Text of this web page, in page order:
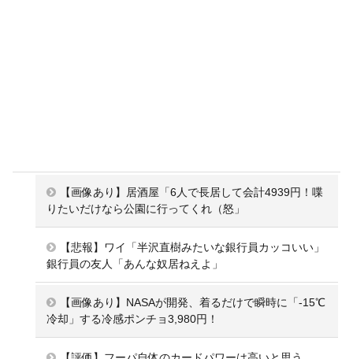
【画像あり】居酒屋「6人で長居して会計4939円！喋
りたいだけなら公園に行ってくれ（怒」
【悲報】ワイ「半沢直樹みたいな銀行員カッコいい」
銀行員の友人「あんな奴居ねえよ」
【画像あり】NASAが開発、着るだけで瞬時に「-15℃
冷却」する冷感ポンチョ3,980円！